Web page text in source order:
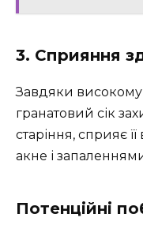
3. Сприяння
Завдяки високому
гранатовий сік
старіння, сприяє
акне і
Потенційні